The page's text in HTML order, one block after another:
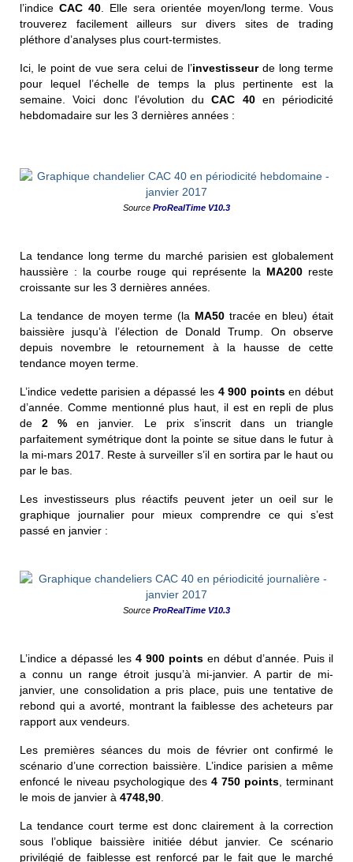
l’indice CAC 40. Elle sera orientée moyen/long terme. Vous
trouverez facilement ailleurs sur divers sites de trading
pléthore d’analyses plus court-termistes.
Ici, le point de vue sera celui de l’investisseurde long terme
pour lequel l’échelle de temps la plus pertinente est la
semaine. Voici donc l’évolution duCAC 40en périodicité
hebdomadaire sur les 3 dernières années :
Source ProRealTime V10.3
La tendance long terme du marché parisien est globalement
haussière : la courbe rouge qui représente la MA200 reste
croissante sur les 3 dernières années.
La tendance de moyen terme (la MA50tracée en bleu) était
baissière jusqu’à l’élection de Donald Trump. On observe
depuis novembre le retournement à la hausse de cette
tendance moyen terme.
L’indice vedette parisien a dépassé les 4 900 pointsen début
d’année. Comme mentionné plus haut, il est en repli de plus
de2 % en janvier. Le prix s’inscrit dans un triangle
parfaitement symétrique dont la pointe se situe dans le futur à
la mi-mars 2017. Reste à surveiller s’il en sortira par le haut ou
par le bas.
Les investisseurs plus réactifs peuvent jeter un oeil sur le
graphique journalier pour mieux comprendre ce qui s’est
passé en janvier :
Source ProRealTime V10.3
L’indice a dépassé les 4 900 points en début d’année. Puis il
a connu un range étroit jusqu’à mi-janvier. A partir de mi-
janvier, une consolidation a pris place, puis une tentative de
rebond qui a avorté, montrant la faiblesse des acheteurs par
rapport aux vendeurs.
Les premières séances du mois de février ont confirmé le
scénario d’une correction baissière. L’indice parisien a même
enfoncé le niveau psychologique des 4 750 points, terminant
le mois de janvier à 4748,90.
La tendance court terme est donc clairement à la correction
sous l’oblique baissière initiée début janvier. Ce scénario
privilégié de faiblesse est renforcé par le fait que le marché